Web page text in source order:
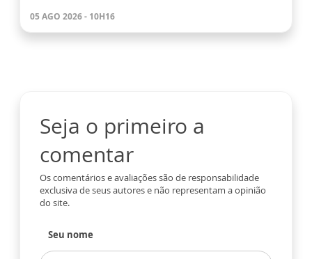
05 AGO 2026 - 10H16
Seja o primeiro a
comentar
Os comentários e avaliações são de responsabilidade
exclusiva de seus autores e não representam a opinião
do site.
Seu nome